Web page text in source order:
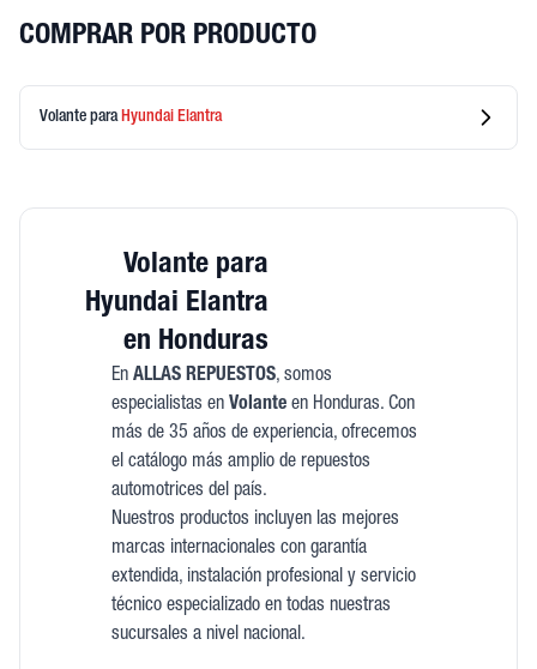
COMPRAR POR PRODUCTO
Volante para Hyundai Elantra
Volante para
Hyundai Elantra
en Honduras
En ALLAS REPUESTOS, somos
especialistas en Volanteen Honduras. Con
más de 35 años de experiencia, ofrecemos
el catálogo más amplio de repuestos
automotrices del país.
Nuestros productos incluyen las mejores
marcas internacionales con garantía
extendida, instalación profesional y servicio
técnico especializado en todas nuestras
sucursales a nivel nacional.